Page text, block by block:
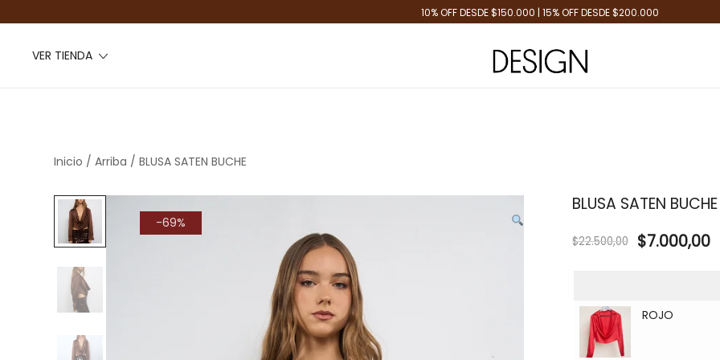
10% OFF DESDE $150.000 | 15% OFF DESDE $200.000
VER TIENDA
Inicio / Arriba / BLUSA SATEN BUCHE
-69%
BLUSA SATEN BUCHE
$22.500,00 $7.000,00
ROJO